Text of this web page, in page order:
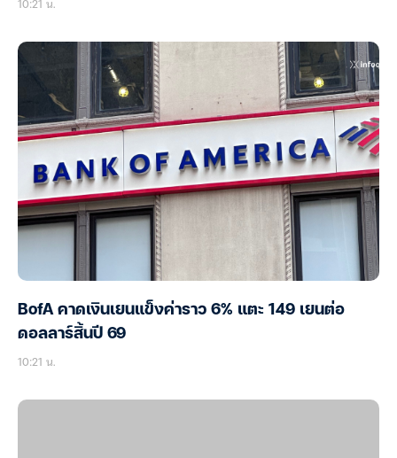
10:21 น.
BofA คาดเงินเยนแข็งค่าราว 6% แตะ 149 เยนต่อ
ดอลลาร์สิ้นปี 69
10:21 น.